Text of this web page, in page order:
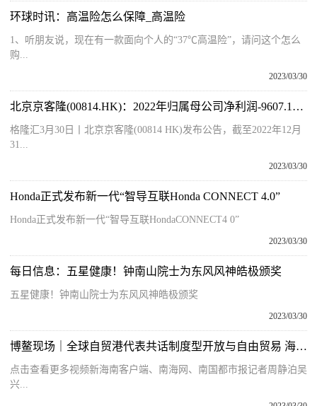
环球时讯：高温险怎么保障_高温险
1、听朋友说，现在有一款面向个人的“37℃高温险”，请问这个怎么
购...
2023/03/30
北京京客隆(00814.HK)：2022年归属母公司净利润-9607.1万元
格隆汇3月30日丨北京京客隆(00814 HK)发布公告，截至2022年12月
31...
2023/03/30
Honda正式发布新一代“智导互联Honda CONNECT 4.0”
Honda正式发布新一代“智导互联HondaCONNECT4 0”
2023/03/30
每日信息：五星健康！钟南山院士为东风风神皓极颁奖
五星健康！钟南山院士为东风风神皓极颁奖
2023/03/30
博鳌现场｜全球自贸港代表共话制度型开放与自由贸易 海南自贸港“国际朋友圈”越扩越大
点击查看更多视频新海南客户端、南海网、南国都市报记者周静泊吴
兴...